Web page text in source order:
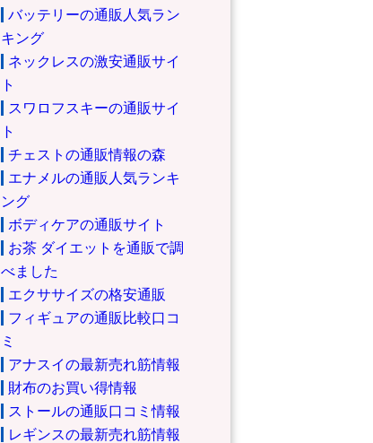
バッテリーの通販人気ラン
キング
ネックレスの激安通販サイ
ト
スワロフスキーの通販サイ
ト
チェストの通販情報の森
エナメルの通販人気ランキ
ング
ボディケアの通販サイト
お茶 ダイエットを通販で調
べました
エクササイズの格安通販
フィギュアの通販比較口コ
ミ
アナスイの最新売れ筋情報
財布のお買い得情報
ストールの通販口コミ情報
レギンスの最新売れ筋情報